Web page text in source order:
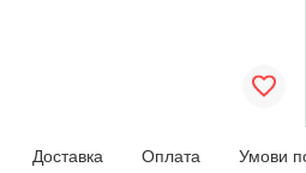
Доставка Оплата Умови